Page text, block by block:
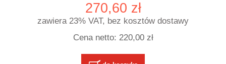
270,60 zł
zawiera 23% VAT, bez kosztów dostawy
Cena netto: 220,00 zł